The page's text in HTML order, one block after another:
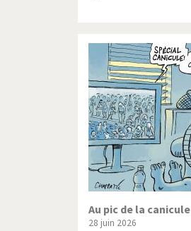
Au pic de la canicule
28 juin 2026